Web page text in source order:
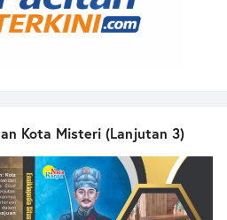
Kota Misteri (Lanjutan 3)